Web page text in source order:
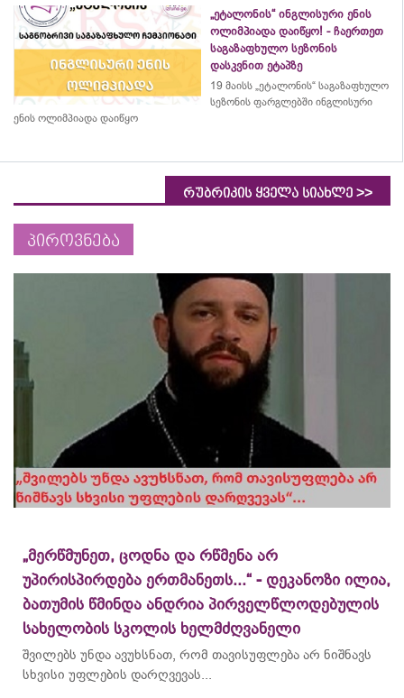
„ეტალონის“ ინგლისური ენის
ოლიმპიადა დაიწყო! - ჩაერთეთ
საგაზაფხულო სეზონის
დასკვნით ეტაპზე
19 მაისს „ეტალონის“ საგაზაფხულო
სეზონის ფარგლებში ინგლისური
ენის ოლიმპიადა დაიწყო
რუბრიკის ყველა სიახლე >>
პიროვნება
„მერწმუნეთ, ცოდნა და რწმენა არ
უპირისპირდება ერთმანეთს...“ - დეკანოზი ილია,
ბათუმის წმინდა ანდრია პირველწლოდებულის
სახელობის სკოლის ხელმძღვანელი
შვილებს უნდა ავუხსნათ, რომ თავისუფლება არ ნიშნავს
სხვისი უფლების დარღვევას...